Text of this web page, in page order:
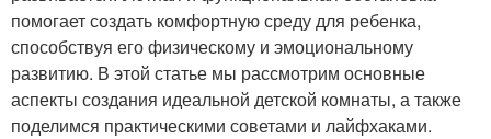
помогает создать комфортную среду для ребенка,
способствуя его физическому и эмоциональному
развитию. В этой статье мы рассмотрим основные
аспекты создания идеальной детской комнаты, а также
поделимся практическими советами и лайфхаками.